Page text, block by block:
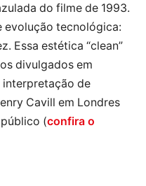
do filme de 1993.
evolução tecnológica:
Essa estética “clean”
divulgados em
interpretação de
Cavill em Londres
(confira o